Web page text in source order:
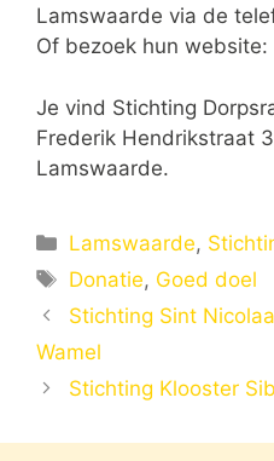
Lamswaarde via de
Of bezoek hun website:
Je vind Stichting
Frederik Hendrikstraat
Lamswaarde.
Categorieën
Lamswaarde,
Tags
Donatie, Goed doel
Stichting Sint
Wamel
Stichting Klooster